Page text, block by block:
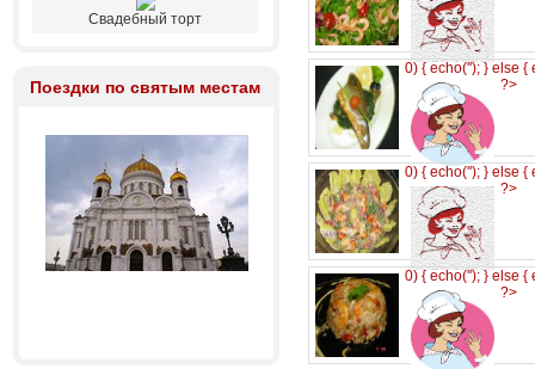
Свадебный торт
Поездки по святым местам
0) { echo(''); } else {
?>
0) { echo(''); } else {
?>
0) { echo(''); } else {
?>